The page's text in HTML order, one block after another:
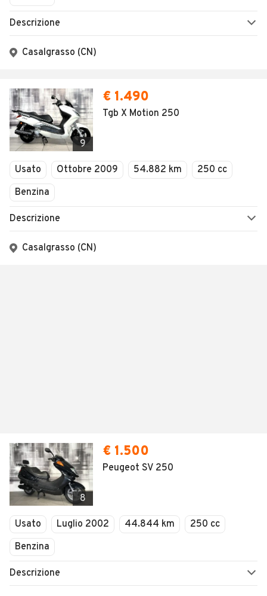
Descrizione
Casalgrasso (CN)
9
€ 1.490
Tgb X Motion 250
Usato Ottobre 2009 54.882 km
250 cc
Benzina
Descrizione
Casalgrasso (CN)
8
€ 1.500
Peugeot SV 250
Usato Luglio 2002 44.844 km
250 cc
Benzina
Descrizione